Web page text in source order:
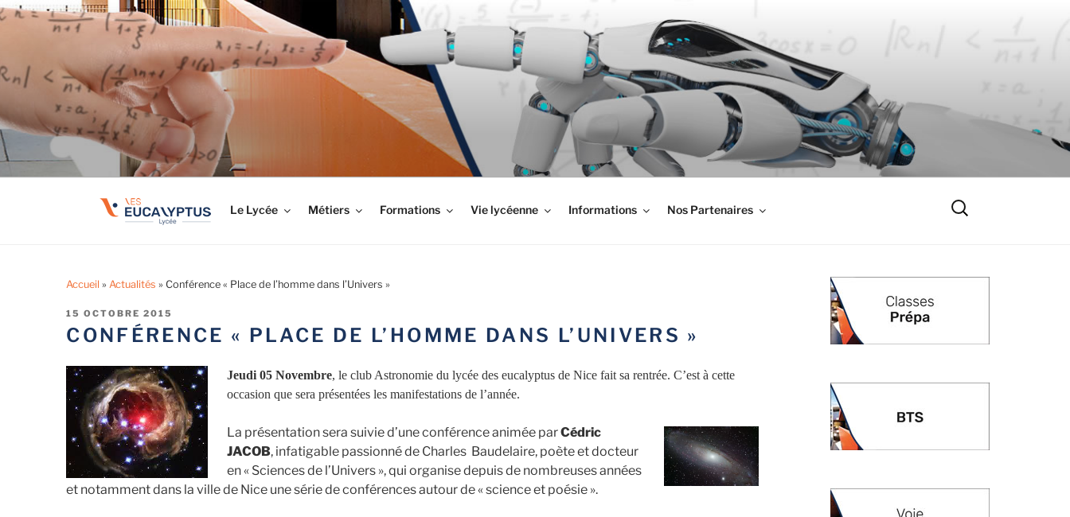
Aller
principal
LYCÉE LES EUCALYPTUS
Tout savoir sur le lycée professionnel
Le Lycée Métiers Formations Vie lycéenne Informations Nos Partenaires
pour
Accueil »Actualités »Conférence « Place de l’homme dans l’Univers »
PUBLIÉ
LE
15 OCTOBRE 2015
CONFÉRENCE « PLACE DE L’HOMME DANS L’UNIVERS »
Jeudi 05 Novembre, le club Astronomie du lycée des eucalyptus de Nice fait sa rentrée. C’est à cette
occasion que sera présentées les manifestations de l’année.
La présentation sera suivie d’une conférence animée parCédric
JACOB, infatigable passionné de Charles Baudelaire, poète et docteur
en « Sciences de l’Univers », qui organise depuis de nombreuses années
et notamment dans la ville de Nice une série de conférences autour de « science et poésie ».